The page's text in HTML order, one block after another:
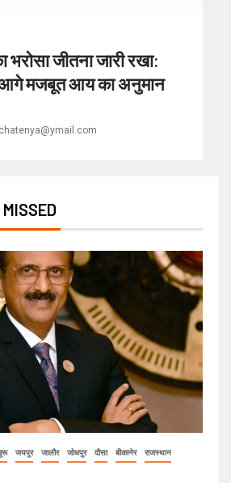
भरोसा जीतना जारी रखा:
आगे मजबूत आय का अनुमान
chatenya@ymail.com
जयपुर जालौर जोधपुर दौसा बीकानेर
राजस्थान